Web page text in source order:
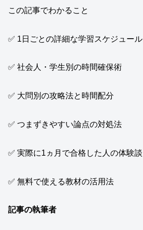
この記事でわかること
✅ 1日ごとの詳細な学習スケジュール
✅ 社会人・学生別の時間確保術
✅ 大問別の攻略法と時間配分
✅ つまずきやすい論点の対処法
✅ 実際に1ヵ月で合格した人の体験談
✅ 無料で使える教材の活用法
記事の執筆者